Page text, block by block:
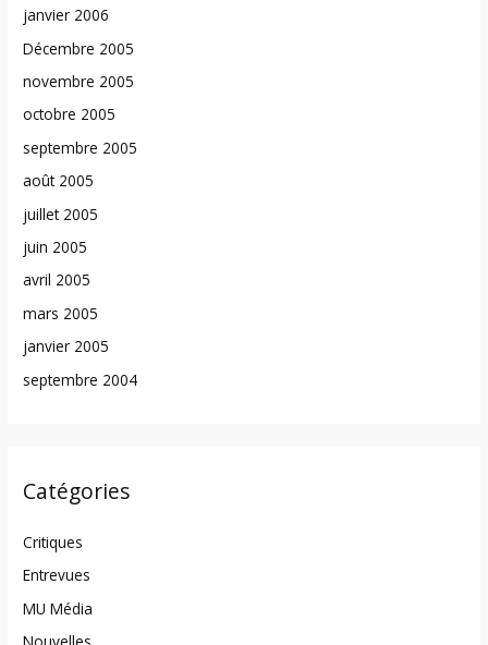
janvier 2006
Décembre 2005
novembre 2005
octobre 2005
septembre 2005
août 2005
juillet 2005
juin 2005
avril 2005
mars 2005
janvier 2005
septembre 2004
Catégories
Critiques
Entrevues
MU Média